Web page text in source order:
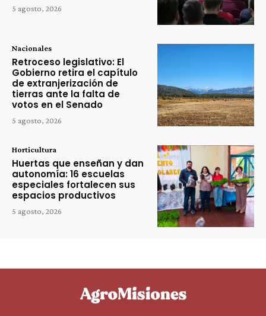
5 agosto, 2026
Nacionales
Retroceso legislativo: El
Gobierno retira el capítulo
de extranjerización de
tierras ante la falta de
votos en el Senado
5 agosto, 2026
Horticultura
Huertas que enseñan y dan
autonomía: 16 escuelas
especiales fortalecen sus
espacios productivos
5 agosto, 2026